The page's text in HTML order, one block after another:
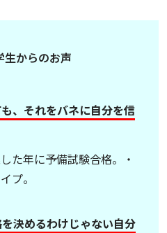
からのお声
、それをバネに自分を信
た年に予備試験合格。・
プ。
決めるわけじゃない自分